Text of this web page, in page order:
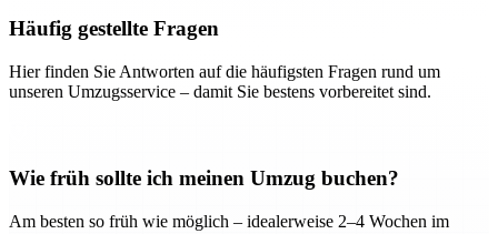
Häufig gestellte Fragen
Hier finden Sie Antworten auf die häufigsten Fragen rund um
unseren Umzugsservice – damit Sie bestens vorbereitet sind.
Wie früh sollte ich meinen Umzug buchen?
Am besten so früh wie möglich – idealerweise 2–4 Wochen im